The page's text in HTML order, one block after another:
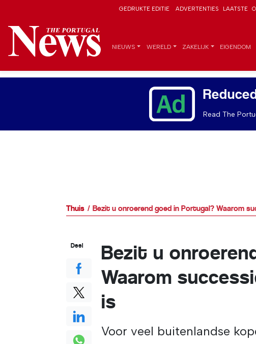
GEDRUKTE EDITIE ADVERTENTIES LAATSTE
NIEUWS WERELD ZAKELIJK EIGENDOM
Read The
Thuis Bezit u onroerend goed in Portugal? Waarom
Bezit u
Waarom
is
Voor veel buitenlandse
Deel